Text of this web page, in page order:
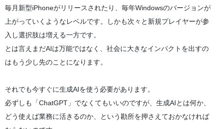
毎月新型iPhoneがリリースされたり、毎年Windowsのバージョンが
上がっていくようなレベルです。しかも次々と新規プレイヤーが参
入し選択肢は増える一方です。
とは言えまだAIは万能ではなく、社会に大きなインパクトを出すの
はもう少し先のことになります。
それでも今すぐに生成AIを使う必要があります。
必ずしも「ChatGPT」でなくてもいいのですが、生成AIとは何か、
どう使えば業務に活きるのか、という勘所を押さえておかなければ